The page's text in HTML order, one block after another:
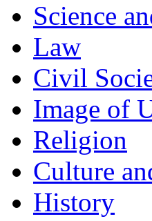
Science
Law
Civil
Image of
Religion
Culture
History